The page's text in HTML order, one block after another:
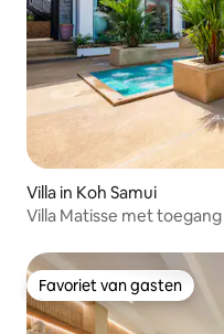
Villa in Koh Samui
Villa Matisse met
Favoriet van gasten
Favoriet van gasten